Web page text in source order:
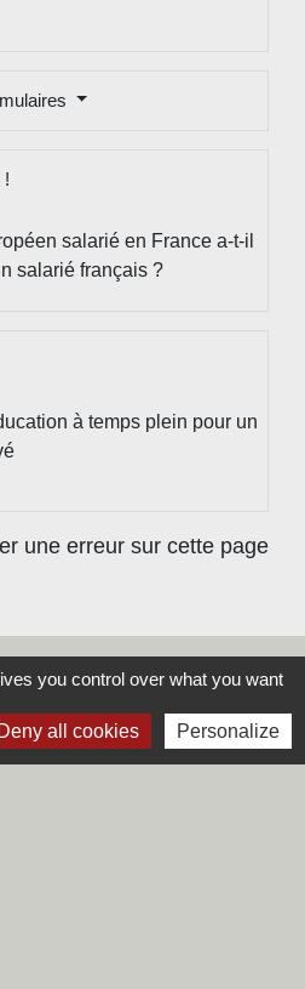
!
salarié en France a-t-il
salarié français ?
à temps plein pour un
une erreur sur cette page
you control over what you want
Deny all cookies Personalize